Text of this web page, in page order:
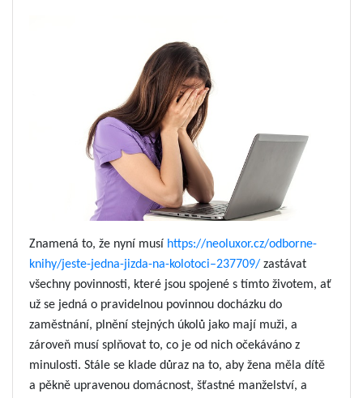
Znamená to, že nyní musí https://neoluxor.cz/odborne-
knihy/jeste-jedna-jizda-na-kolotoci–237709/ zastávat
všechny povinnosti, které jsou spojené s tímto životem, ať
už se jedná o pravidelnou povinnou docházku do
zaměstnání, plnění stejných úkolů jako mají muži, a
zároveň musí splňovat to, co je od nich očekáváno z
minulosti. Stále se klade důraz na to, aby žena měla dítě
a pěkně upravenou domácnost, šťastné manželství, a